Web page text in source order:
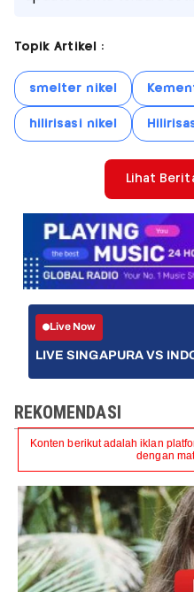
Topik Artikel :
smelter nikel
hilirisasi nikel
Lihat
Live Now
LIVE SINGAPURA VS